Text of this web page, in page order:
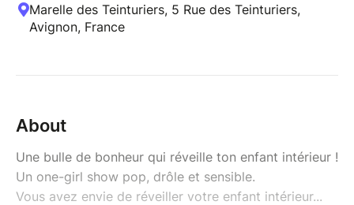
Marelle des Teinturiers, 5 Rue des Teinturiers,
Avignon, France
About
Une bulle de bonheur qui réveille ton enfant intérieur !
Un one-girl show pop, drôle et sensible.
Vous avez envie de réveiller votre enfant intérieur...